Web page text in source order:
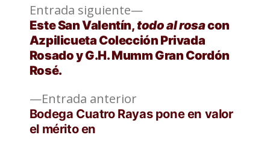
Navegación
de
entradas
Entrada anteriorEntrada
anterior:
Bodega Cuatro Rayas pone en valor
el mérito en
Entrada siguiente
Entrada
siguiente:
Este San Valentín,todo al rosacon
Azpilicueta Colección Privada
Rosado y G.H. Mumm Gran Cordón
Rosé.